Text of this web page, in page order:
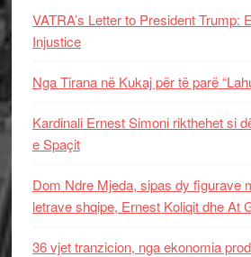
VATRA’s Letter to President Trump:
Injustice
Nga Tirana në Kukaj për të parë
Kardinali Ernest Simoni rikthehet si
e Spaçit
Dom Ndre Mjeda, sipas dy figurave
letrave shqipe, Ernest Koliqit dhe At
36 vjet tranzicion, nga ekonomia